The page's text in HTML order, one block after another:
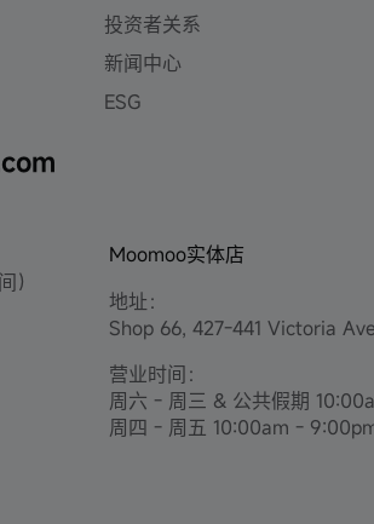
投资者关系
新闻中心
ESG
Moomoo实体店
地址：
Shop 66, 427-441 Victoria
营业时间：
周六 - 周三 & 公共假期
周四 - 周五 10:00am -